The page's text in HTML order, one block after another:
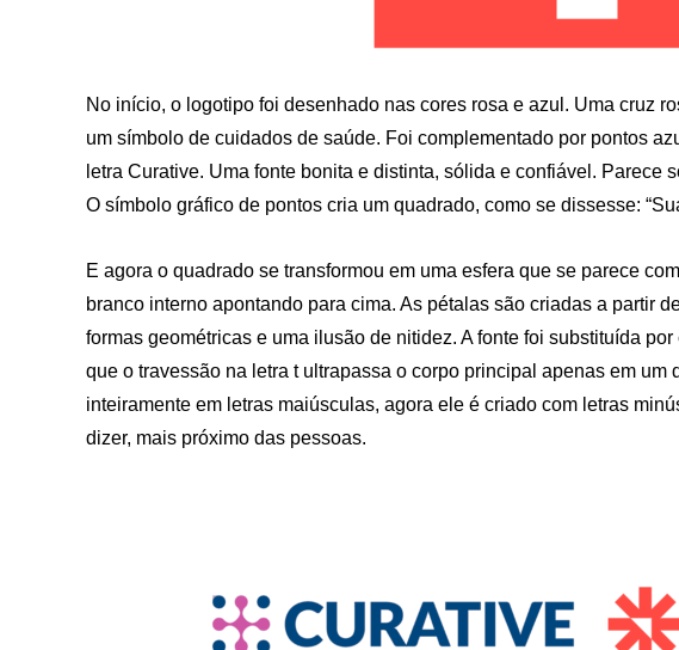
No início, o logotipo foi desenhado nas cores rosa e azul. Uma cruz
um símbolo de cuidados de saúde. Foi complementado por pontos
letra Curative. Uma fonte bonita e distinta, sólida e confiável. Parece
O símbolo gráfico de pontos cria um quadrado, como se dissesse:
E agora o quadrado se transformou em uma esfera que se parece
branco interno apontando para cima. As pétalas são criadas a partir
formas geométricas e uma ilusão de nitidez. A fonte foi substituída
que o travessão na letra t ultrapassa o corpo principal apenas em um
inteiramente em letras maiúsculas, agora ele é criado com letras
dizer, mais próximo das pessoas.